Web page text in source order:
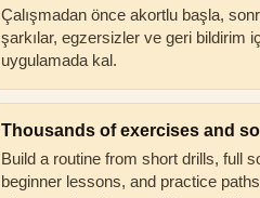
Çalışmadan önce akortlu başla,
şarkılar, egzersizler ve geri bildirim
uygulamada kal.
Thousands of exercises and
Build a routine from short drills, full
beginner lessons, and practice